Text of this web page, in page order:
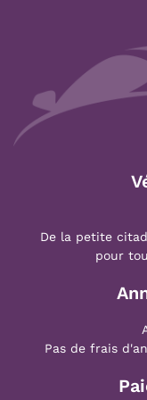
De la petite
pour
Pas de frais